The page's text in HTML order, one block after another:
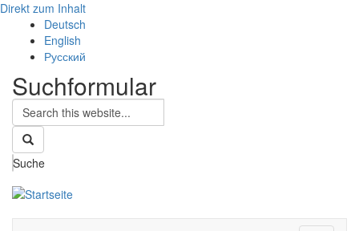
Direkt zum Inhalt
Deutsch
English
Русский
Suchformular
Suche